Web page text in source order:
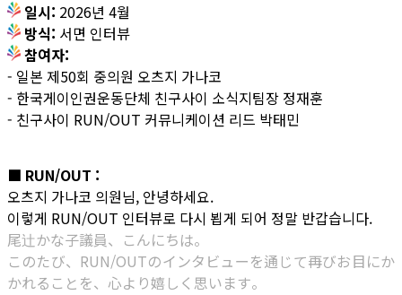
일시: 2026년 4월
방식: 서면 인터뷰
참여자:
- 일본 제50회 중의원 오츠지 가나코
- 한국게이인권운동단체 친구사이 소식지팀장 정재훈
- 친구사이 RUN/OUT 커뮤니케이션 리드 박태민
■ RUN/OUT :
오츠지 가나코 의원님, 안녕하세요.
이렇게 RUN/OUT 인터뷰로 다시 뵙게 되어 정말 반갑습니다.
尾辻かな子議員、こんにちは。
このたび、RUN/OUTのインタビューを通じて再びお目にか
かれることを、心より嬉しく思います。